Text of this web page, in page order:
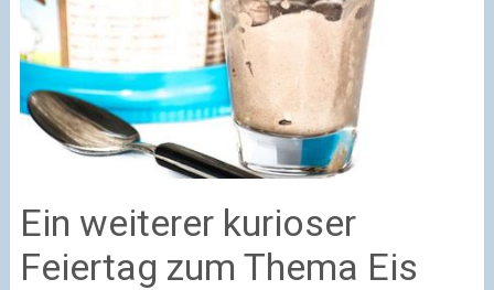
Ein weiterer kurioser
Feiertag zum Thema Eis